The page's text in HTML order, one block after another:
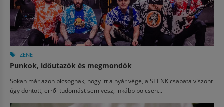
ZENE
Punkok, időutazók és megmondók
Sokan már azon picsognak, hogy itt a nyár vége, a STENK csapata viszont
úgy döntött, erről tudomást sem vesz, inkább bölcsen...